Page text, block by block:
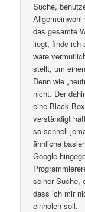
Suche,
das gesamte
liegt, finde ich
wäre
stellt, um
Denn wie
nicht. Der
eine Black
verständigt
so schnell
ähnliche
Google
seiner Suche,
dass ich mir
einholen soll.